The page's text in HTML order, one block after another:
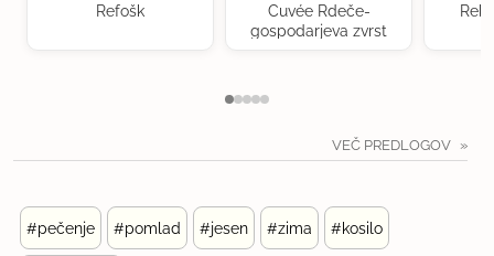
Refošk
Cuvée Rdeče-
gospodarjeva zvrst
VEČ PREDLOGOV
#pečenje #pomlad #jesen #zima #kosilo